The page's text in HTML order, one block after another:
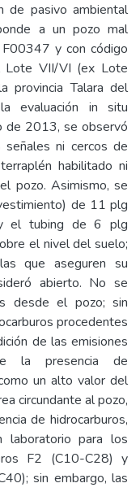
de pasivo ambiental
a un pozo mal
F00347 y con código
Lote VII/VI (ex Lote
Talara del
evaluación in situ
de 2013, se observó
ni cercos de
habilitado ni
pozo. Asimismo, se
de 11 plg
el tubing de 6 plg
el nivel del suelo;
que aseguren su
abierto. No se
desde el pozo; sin
procedentes
de las emisiones
la presencia de
un alto valor del
circundante al pozo,
de hidrocarburos,
laboratorio para los
F2 (C10-C28) y
sin embargo, las